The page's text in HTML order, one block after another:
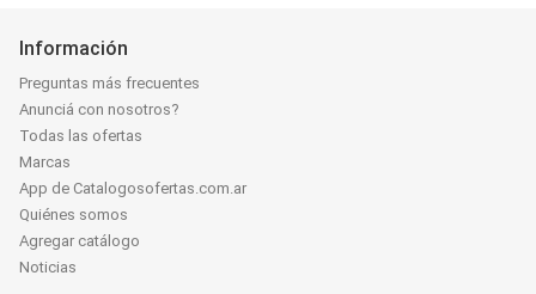
Información
Preguntas más frecuentes
Anunciá con nosotros?
Todas las ofertas
Marcas
App de Catalogosofertas.com.ar
Quiénes somos
Agregar catálogo
Noticias